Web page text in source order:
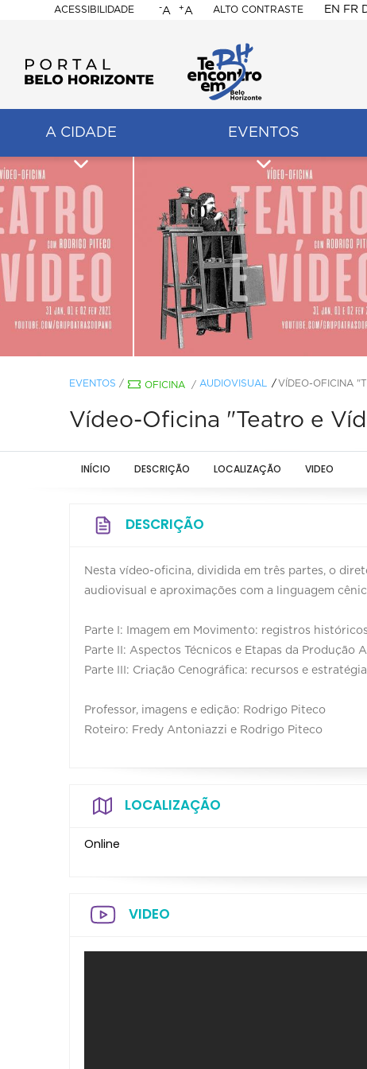
ACESSIBILIDADE
BELO
HORIZONTE
-A +A ALTO CONTRASTE EN FR
A CIDADE EVENTOS
EVENTOS / OFICINA / AUDIOVISUAL VÍDEO-OFICINA
Vídeo-Oficina "Teatro e
INÍCIO DESCRIÇÃO LOCALIZAÇÃO VIDEO
DESCRIÇÃO
Nesta vídeo-oficina, dividida em três partes, o
audiovisual e aproximações com a linguagem
Parte I: Imagem em Movimento: registros
Parte II: Aspectos Técnicos e Etapas da
Parte III: Criação Cenográfica: recursos e
Professor, imagens e edição: Rodrigo Piteco
Roteiro: Fredy Antoniazzi e Rodrigo Piteco
LOCALIZAÇÃO
Online
VIDEO